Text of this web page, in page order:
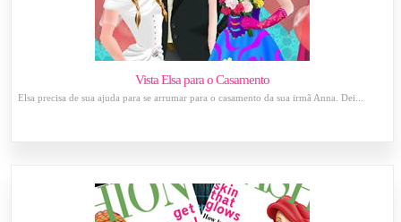
Vista Elsa para o Casamento
Elsa precisa de sua ajuda para se arrumar para o casamento da sua irmã Anna. Dei...